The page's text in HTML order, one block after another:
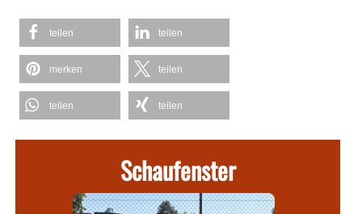
teilen teilen
merken teilen
teilen teilen
Schaufenster